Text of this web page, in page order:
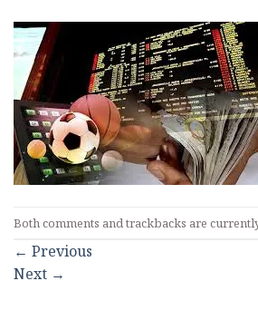
Both comments and trackbacks are
← Previous
Next →